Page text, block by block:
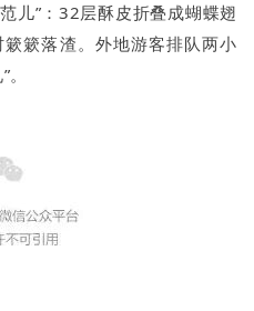
儿”：32层酥皮折叠成蝴蝶翅
簌落渣。外地游客排队两小